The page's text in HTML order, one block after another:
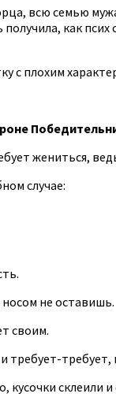
всю семью
как
с плохим
жениться,
случае:
не оставишь.
своим.
требует,
склеили